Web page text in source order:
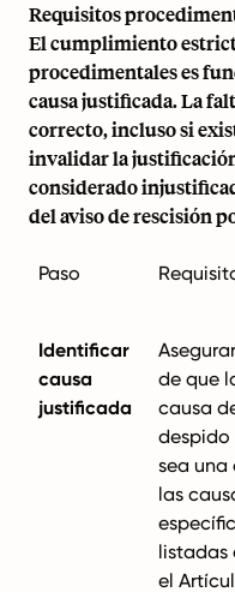
Requisitos
El cumplimiento
procedimentales es
causa justificada. La
correcto, incluso si
invalidar la
considerado
del aviso de rescisión
Paso
Identificar
causa
justificada
de que
causa
despido
sea una
las
listadas
el